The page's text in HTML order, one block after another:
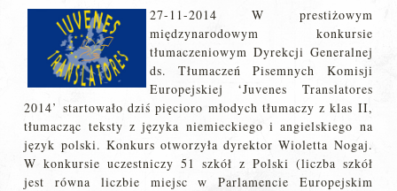
27-11-2014 W prestiżowym
międzynarodowym konkursie
tłumaczeniowym Dyrekcji Generalnej
ds. Tłumaczeń Pisemnych Komisji
Europejskiej ‘Juvenes Translatores
2014’ startowało dziś pięcioro młodych tłumaczy z klas II,
tłumacząc teksty z języka niemieckiego i angielskiego na
język polski. Konkurs otworzyła dyrektor Wioletta Nogaj.
W konkursie uczestniczy 51 szkół z Polski (liczba szkół
jest równa liczbie miejsc w Parlamencie Europejskim